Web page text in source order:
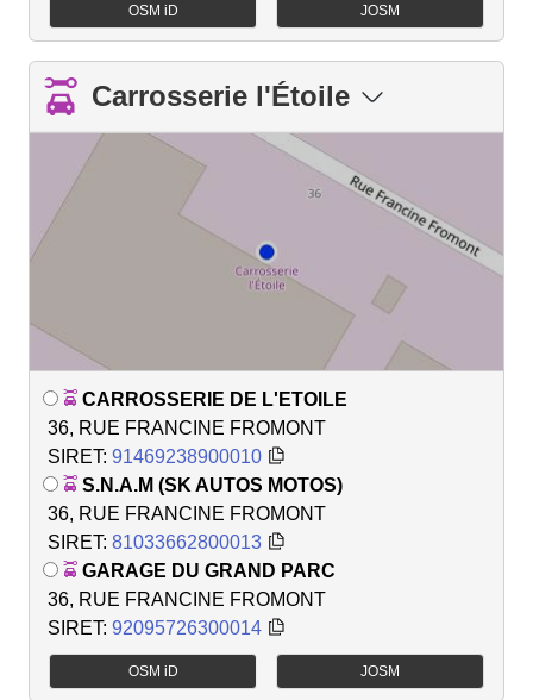
OSM iD JOSM
Carrosserie l'Étoile
CARROSSERIE DE L'ETOILE
36, RUE FRANCINE FROMONT
SIRET: 91469238900010
S.N.A.M (SK AUTOS MOTOS)
36, RUE FRANCINE FROMONT
SIRET: 81033662800013
GARAGE DU GRAND PARC
36, RUE FRANCINE FROMONT
SIRET: 92095726300014
OSM iD JOSM